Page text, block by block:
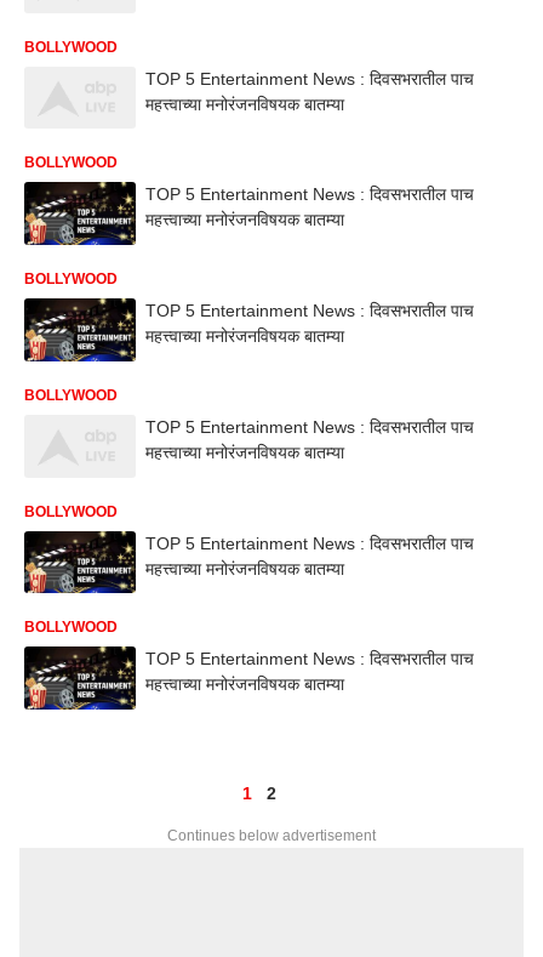
BOLLYWOOD
TOP 5 Entertainment News : दिवसभरातील पाच
महत्त्वाच्या मनोरंजनविषयक बातम्या
BOLLYWOOD
TOP 5 Entertainment News : दिवसभरातील पाच
महत्त्वाच्या मनोरंजनविषयक बातम्या
BOLLYWOOD
TOP 5 Entertainment News : दिवसभरातील पाच
महत्त्वाच्या मनोरंजनविषयक बातम्या
BOLLYWOOD
TOP 5 Entertainment News : दिवसभरातील पाच
महत्त्वाच्या मनोरंजनविषयक बातम्या
BOLLYWOOD
TOP 5 Entertainment News : दिवसभरातील पाच
महत्त्वाच्या मनोरंजनविषयक बातम्या
BOLLYWOOD
TOP 5 Entertainment News : दिवसभरातील पाच
महत्त्वाच्या मनोरंजनविषयक बातम्या
1 2
Continues below advertisement